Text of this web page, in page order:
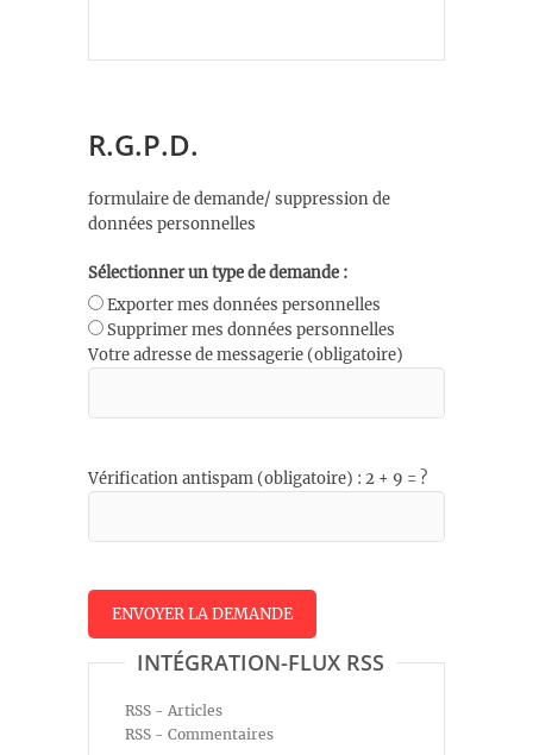
R.G.P.D.
formulaire de demande/ suppression de
données personnelles
Sélectionner un type de demande :
Exporter mes données personnelles
Supprimer mes données personnelles
Votre adresse de messagerie (obligatoire)
Vérification antispam (obligatoire) : 2 + 9 = ?
INTÉGRATION-FLUX RSS
RSS - Articles
RSS - Commentaires